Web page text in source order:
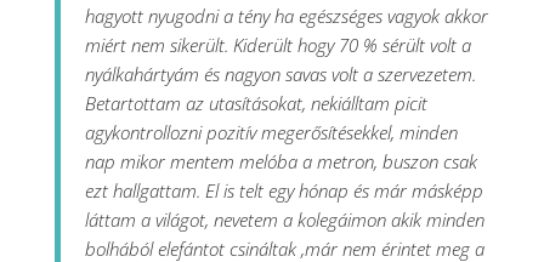
hagyott nyugodni a tény ha egészséges vagyok akkor
miért nem sikerült. Kiderült hogy 70 % sérült volt a
nyálkahártyám és nagyon savas volt a szervezetem.
Betartottam az utasításokat, nekiálltam picit
agykontrollozni pozitív megerősítésekkel, minden
nap mikor mentem melóba a metron, buszon csak
ezt hallgattam. El is telt egy hónap és már másképp
láttam a világot, nevetem a kolegáimon akik minden
bolhából elefántot csináltak ,már nem érintet meg a